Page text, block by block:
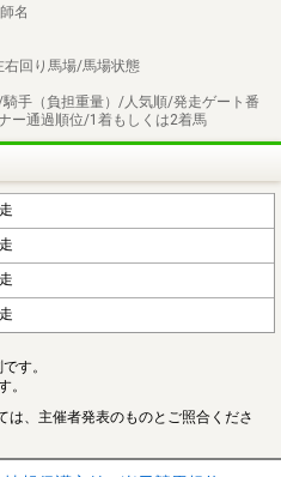
名
回り馬場/馬場状態
手（負担重量）/人気順/発走ゲート番
ー通過順位/1着もしくは2着馬
す。
。
は、主催者発表のものとご照合くださ